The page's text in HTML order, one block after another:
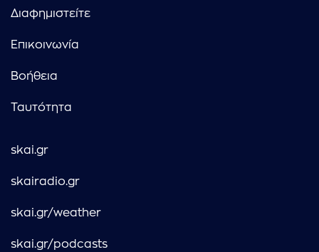
Διαφημιστείτε
Επικοινωνία
Βοήθεια
Ταυτότητα
skai.gr
skairadio.gr
skai.gr/weather
skai.gr/podcasts